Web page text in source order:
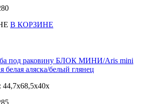
В КОРЗИНЕ
под раковину БЛОК МИНИ/Aris mini
белая аляска/белый глянец